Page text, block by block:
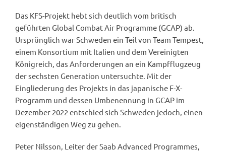
Das KFS-Projekt hebt sich deutlich vom britisch
geführten Global Combat Air Programme (GCAP) ab.
Ursprünglich war Schweden ein Teil von Team Tempest,
einem Konsortium mit Italien und dem Vereinigten
Königreich, das Anforderungen an ein Kampfflugzeug
der sechsten Generation untersuchte. Mit der
Eingliederung des Projekts in das japanische F-X-
Programm und dessen Umbenennung in GCAP im
Dezember 2022 entschied sich Schweden jedoch, einen
eigenständigen Weg zu gehen.
Peter Nilsson, Leiter der Saab Advanced Programmes,